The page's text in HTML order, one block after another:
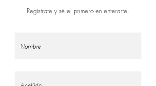
Regístrate y sé el primero en enterarte.